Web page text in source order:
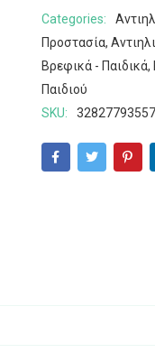
Categories:
Προστασία,
Βρεφικά - Παιδικά,
Παιδιού
SKU: